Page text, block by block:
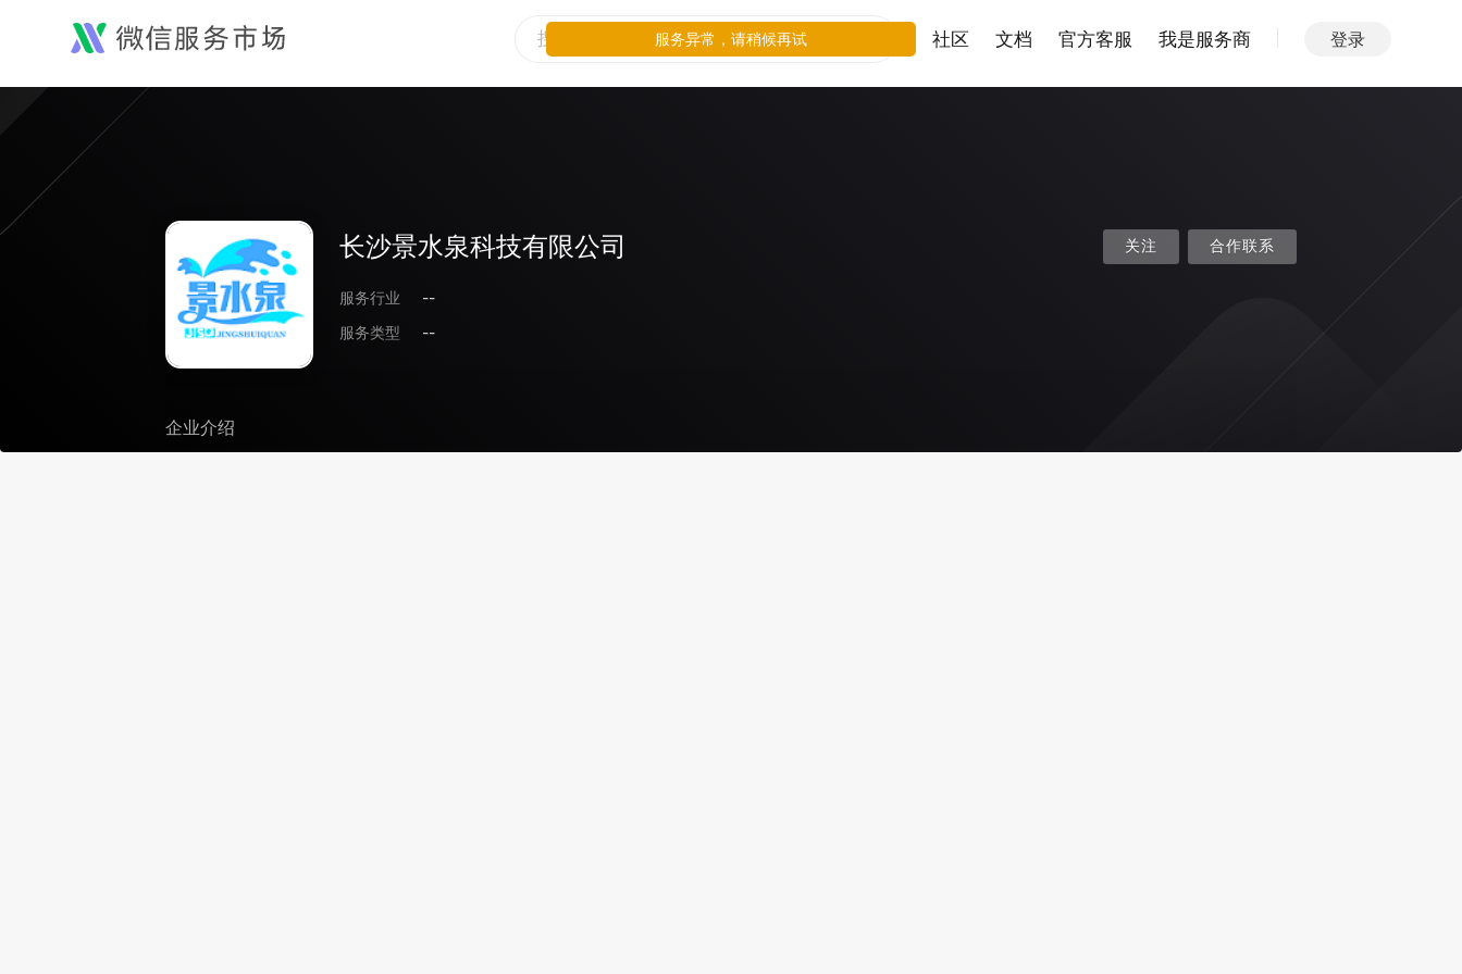
社区 文档 官方客服 我是服务商 登录
长沙景水泉科技有限公司
服务行业
--
服务类型
--
关注 合作联系
企业介绍
服务异常，请稍候再试